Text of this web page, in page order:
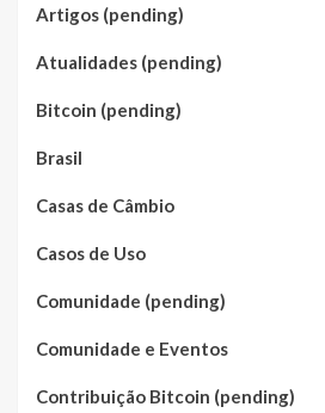
Artigos (pending)
Atualidades (pending)
Bitcoin (pending)
Brasil
Casas de Câmbio
Casos de Uso
Comunidade (pending)
Comunidade e Eventos
Contribuição Bitcoin (pending)